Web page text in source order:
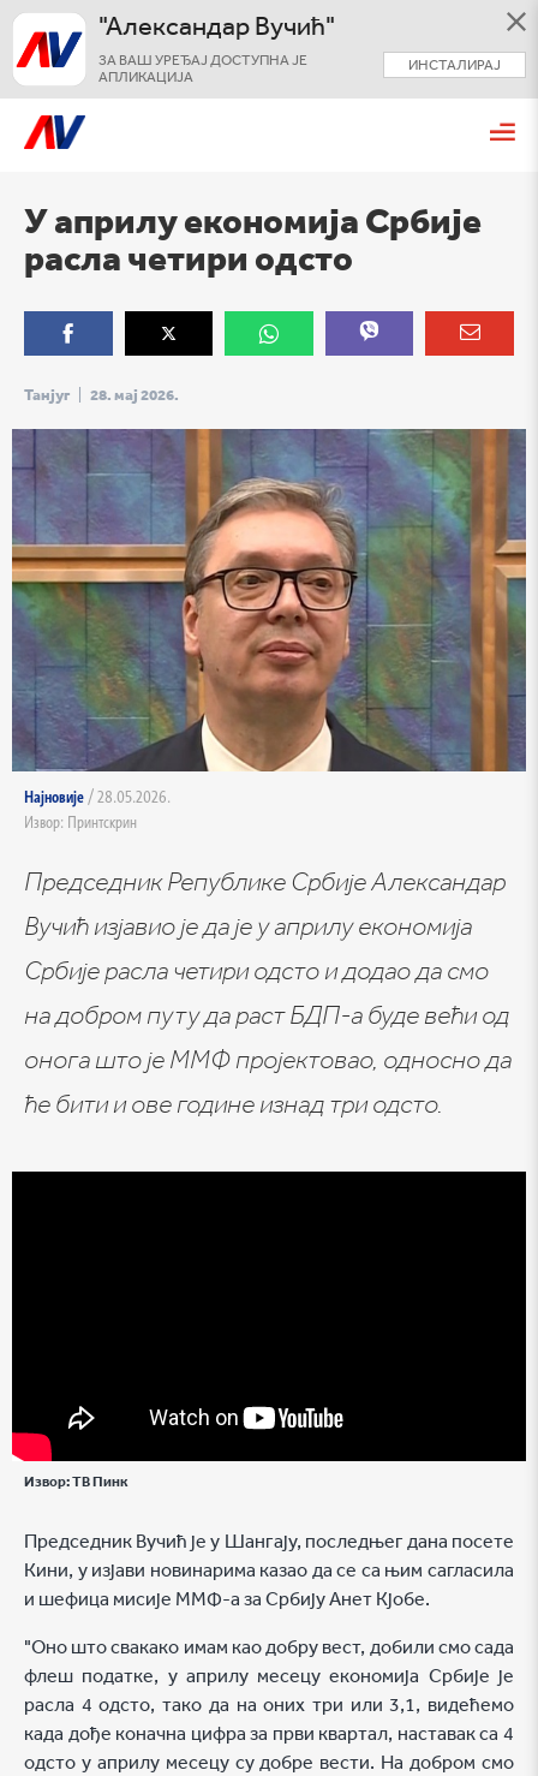
"Александар Вучић"
ИНСТАЛИРАЈ
ЗА ВАШ УРЕЂАЈ ДОСТУПНА ЈЕ
АПЛИКАЦИЈА
У априлу економија Србије
расла четири одсто
Танјуг 28. мај 2026.
Најновије / 28.05.2026.
Извор: Принтскрин
Председник Републике Србије Александар
Вучић изјавио је да је у априлу економија
Србије расла четири одсто и додао да смо
на добром путу да раст БДП-а буде већи од
онога што је ММФ пројектовао, односно да
ће бити и ове године изнад три одсто.
Извор:ТВ Пинк
Председник Вучић је у Шангају, последњег дана посете
Кини, у изјави новинарима казао да се са њим сагласила
и шефица мисије ММФ-а за Србију Анет Кјобе.
"Оно што свакако имам као добру вест, добили смо сада
флеш податке, у априлу месецу економија Србије је
расла 4 одсто, тако да на оних три или 3,1, видећемо
када дође коначна цифра за први квартал, наставак са 4
одсто у априлу месецу су добре вести. На добром смо